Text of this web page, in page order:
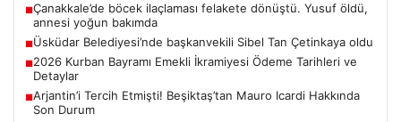
■Çanakkale’de böcek ilaçlaması felakete dönüştü. Yusuf öldü,
annesi yoğun bakımda
■Üsküdar Belediyesi’nde başkanvekili Sibel Tan Çetinkaya oldu
■2026 Kurban Bayramı Emekli İkramiyesi Ödeme Tarihleri ve
Detaylar
■Arjantin’i Tercih Etmişti! Beşiktaş’tan Mauro Icardi Hakkında
Son Durum